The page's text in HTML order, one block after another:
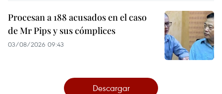
Procesan a 188 acusados en el caso
de Mr Pips y sus cómplices
03/08/2026 09:43
Descargar